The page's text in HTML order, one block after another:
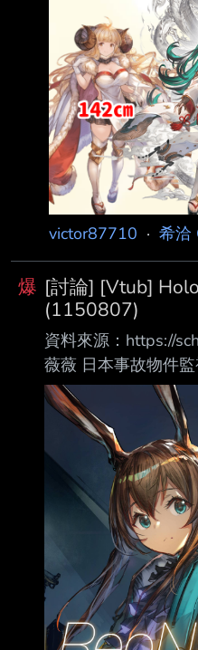
便抓住 很懷疑這是
的？？？ --
victor87710 · 希洽
爆 [討論] [Vtub]
(1150807)
資料來源：https://
薇薇 日本事故物件
https://
v=Yyl9sBUvVc0 と
新消息發表會
v=5IpdYy91D-Y さ
辣美食」工商
v=K0fJZ32s6RI 多
https://www.